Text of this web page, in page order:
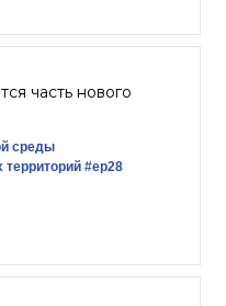
часть нового
среды
территорий #ер28